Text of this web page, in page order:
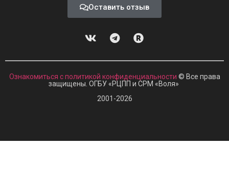
Оставить отзыв
Ознакомиться с политикой конфиденциальности © Все права
защищены. ОГБУ «РЦПП и СРМ «Воля»
2001-2026